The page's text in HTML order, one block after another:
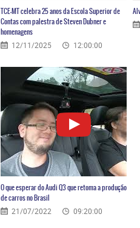
TCE-MT celebra 25 anos da Escola Superior de
Contas com palestra de Steven Dubner e
homenagens
12/11/2025 12:00:00
O que esperar do Audi Q3 que retoma a produção
de carros no Brasil
21/07/2022 09:20:00